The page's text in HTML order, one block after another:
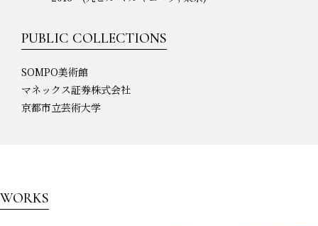
PUBLIC COLLECTIONS
SOMPO美術館
マネックス証券株式会社
京都市立芸術大学
WORKS